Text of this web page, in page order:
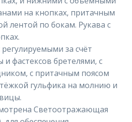
на кнопках, притачным
лентой по бокам. Рукава с
за счёт
и фастексов бретелями, с
с притачным поясом
гульфика на молнию и
Светоотражающая